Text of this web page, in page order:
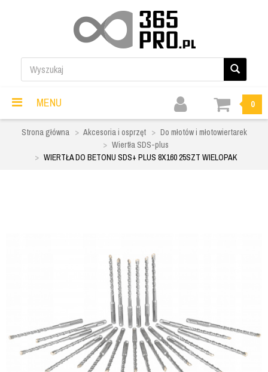
MENU 0
Strona główna Akcesoria i osprzęt
Do młotów i młotowiertarek
Wiertła SDS-plus
WIERTŁA DO BETONU SDS+ PLUS 8X160 25SZT WIELOPAK